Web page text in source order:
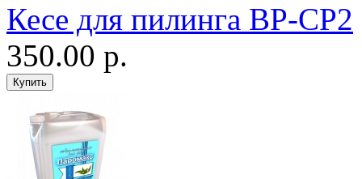
Кесе для пилинга ВР-CP2
350.00 р.